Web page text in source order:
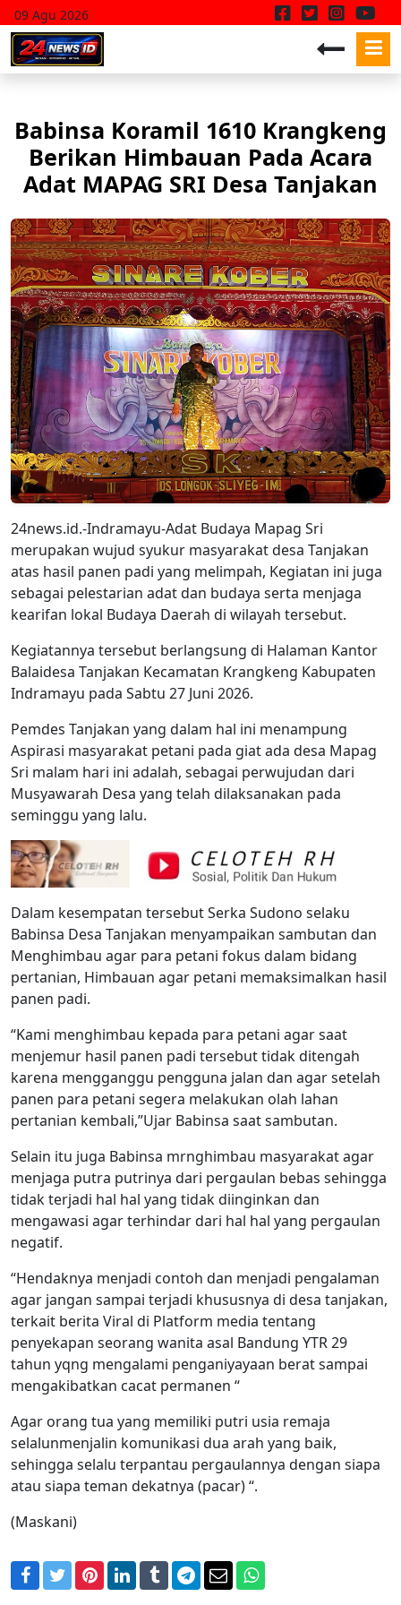
09 Agu 2026
Babinsa Koramil 1610 Krangkeng
Berikan Himbauan Pada Acara
Adat MAPAG SRI Desa Tanjakan
24news.id.-Indramayu-Adat Budaya Mapag Sri
merupakan wujud syukur masyarakat desa Tanjakan
atas hasil panen padi yang melimpah, Kegiatan ini juga
sebagai pelestarian adat dan budaya serta menjaga
kearifan lokal Budaya Daerah di wilayah tersebut.
Kegiatannya tersebut berlangsung di Halaman Kantor
Balaidesa Tanjakan Kecamatan Krangkeng Kabupaten
Indramayu pada Sabtu 27 Juni 2026.
Pemdes Tanjakan yang dalam hal ini menampung
Aspirasi masyarakat petani pada giat ada desa Mapag
Sri malam hari ini adalah, sebagai perwujudan dari
Musyawarah Desa yang telah dilaksanakan pada
seminggu yang lalu.
Dalam kesempatan tersebut Serka Sudono selaku
Babinsa Desa Tanjakan menyampaikan sambutan dan
Menghimbau agar para petani fokus dalam bidang
pertanian, Himbauan agar petani memaksimalkan hasil
panen padi.
“Kami menghimbau kepada para petani agar saat
menjemur hasil panen padi tersebut tidak ditengah
karena mengganggu pengguna jalan dan agar setelah
panen para petani segera melakukan olah lahan
pertanian kembali,”Ujar Babinsa saat sambutan.
Selain itu juga Babinsa mrnghimbau masyarakat agar
menjaga putra putrinya dari pergaulan bebas sehingga
tidak terjadi hal hal yang tidak diinginkan dan
mengawasi agar terhindar dari hal hal yang pergaulan
negatif.
“Hendaknya menjadi contoh dan menjadi pengalaman
agar jangan sampai terjadi khususnya di desa tanjakan,
terkait berita Viral di Platform media tentang
penyekapan seorang wanita asal Bandung YTR 29
tahun yqng mengalami penganiyayaan berat sampai
mengakibatkan cacat permanen “
Agar orang tua yang memiliki putri usia remaja
selalunmenjalin komunikasi dua arah yang baik,
sehingga selalu terpantau pergaulannya dengan siapa
atau siapa teman dekatnya (pacar) “.
(Maskani)
Facebook
TwitterPinterest
LinkedIn
TumblrTelegram
EmailWhatsApp